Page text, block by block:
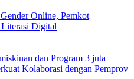
Online, Pemkot
Literasi Digital
dan Program 3 juta
Kolaborasi dengan Pemprov